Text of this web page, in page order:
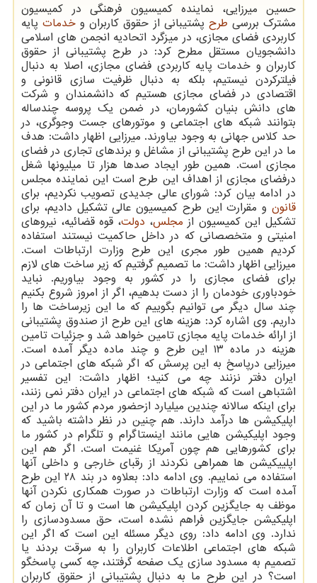
حسین میرزایی، نماینده کمیسیون فرهنگی در کمیسیون
مشترک بررسی طرح پشتیبانی از حقوق کاربران و خدماتپایه
کاربردی فضای مجازی، در میزگرد اتحادیه انجمن های اسلامی
دانشجویان مستقل مطرح کرد: در طرح پشتیبانی از حقوق
کاربران و خدمات پایه کاربردی فضای مجازی، اصلا به دنبال
فیلترکردن نیستیم، بلکه به دنبال ظرفیت سازی قانونی و
اقتصادی در فضای مجازی هستیم که دانشمندان و شرکت
های دانش بنیان کشورمان، در ضمن یک پروسه چندساله
بتوانند شبکه های اجتماعی و موتورهای جست وجوگری، در
حد کلاس جهانی به وجود بیاورند. میرزایی اظهار داشت: هدف
ما در این طرح پشتیبانی از مشاغل و برندهای تجاری در فضای
مجازی است. همین طور ایجاد صدها هزار تا میلیونها شغل
درفضای مجازی از اهداف این طرح است این نماینده مجلس
در ادامه بیان کرد: شورای عالی جدیدی تصویب نکردیم، برای
قانون و مقرارت این طرح کمیسیون عالی تشکیل دادیم، برای
تشکیل این کمیسیون از مجلس، دولت، قوه قضائیه، نیروهای
امنیتی و متخصصانی که در داخل حاکمیت نیستند استفاده
کردیم همین طور مجری این طرح وزارت ارتباطات است.
میرزایی اظهار داشت: ما تصمیم گرفتیم که زیر ساخت های لازم
برای فضای مجازی را در کشور به وجود بیاوریم. نباید
خودباوری خودمان را از دست بدهیم، اگر از امروز شروع بکنیم
چند سال دیگر می توانیم بگوییم که ما این زیرساخت ها را
داریم. وی اشاره کرد: هزینه های این طرح از صندوق پشتیبانی
از ارائه خدمات پایه مجازی تامین خواهد شد و جزئیات تامین
هزینه در ماده ۱۳ این طرح و چند ماده دیگر آمده است.
میرزایی درپاسخ به این پرسش که اگر شبکه های اجتماعی در
ایران دفتر نزنند چه می کنید؛ اظهار داشت: این تفسیر
اشتباهی است که شبکه های اجتماعی در ایران دفتر نمی زنند،
برای اینکه سالانه چندین میلیارد ازحضور مردم کشور ما در این
اپلیکیشن ها درآمد دارند. هم چنین در نظر داشته باشید که
وجود اپلیکیشن هایی مانند اینستاگرام و تلگرام در کشور ما
برای کشورهایی هم چون آمریکا غنیمت است. اگر هم این
اپلییکیشن ها همراهی نکردند از رقبای خارجی و داخلی آنها
استفاده می نماییم. وی ادامه داد: بعلاوه در بند ۲۸ این طرح
آمده است که وزارت ارتباطات در صورت همکاری نکردن آنها
موظف به جایگزین کردن اپلیکیشن ها است و تا آن زمان که
اپلیکیشن جایگزین فراهم نشده است، حق مسدودسازی را
ندارد. وی ادامه داد: روی دیگر مسئله این است که اگر این
شبکه های اجتماعی اطلاعات کاربران را به سرقت بردند یا
تصمیم به مسدود سازی یک صفحه گرفتند، چه کسی پاسخگو
است؟ در این طرح ما به دنبال پشتیبانی از حقوق کاربران